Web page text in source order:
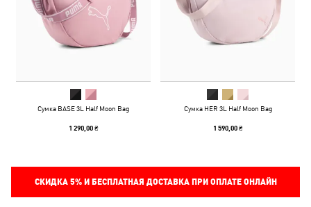
Сумка BASE 3L Half Moon Bag
1 290,00 ₴
Сумка HER 3L Half Moon Bag
1 590,00 ₴
СКИДКА 5%И БЕСПЛАТНАЯ ДОСТАВКА ПРИ ОПЛАТЕ ОНЛАЙН